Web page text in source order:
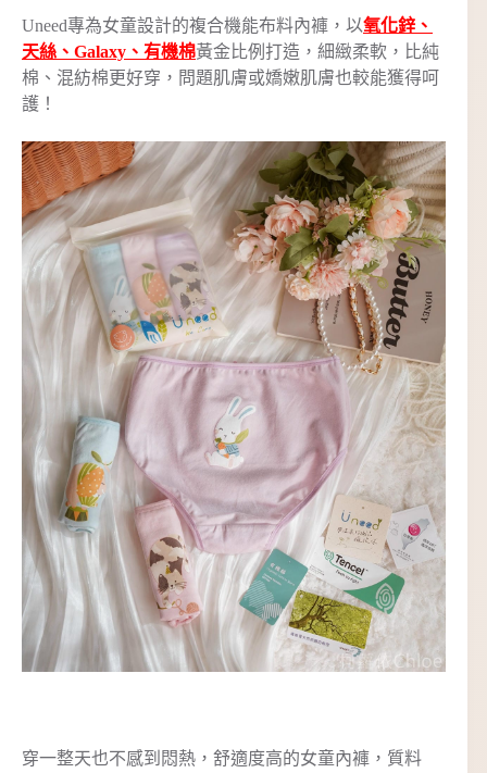
Uneed專為女童設計的複合機能布料內褲，以氧化鋅、
天絲、Galaxy、有機棉黃金比例打造，細緻柔軟，比純
棉、混紡棉更好穿，問題肌膚或嬌嫩肌膚也較能獲得呵
護！
穿一整天也不感到悶熱，舒適度高的女童內褲，質料